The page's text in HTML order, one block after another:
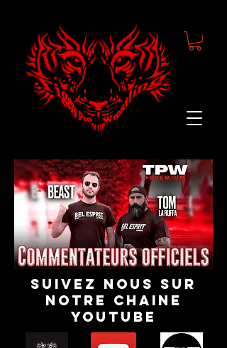
suivez nous sur
notre chaine
youtube